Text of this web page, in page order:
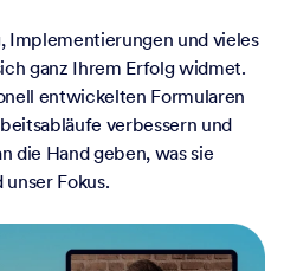
Implementierungen und vieles
ganz Ihrem Erfolg widmet.
entwickelten Formularen
verbessern und
die Hand geben, was sie
Fokus.